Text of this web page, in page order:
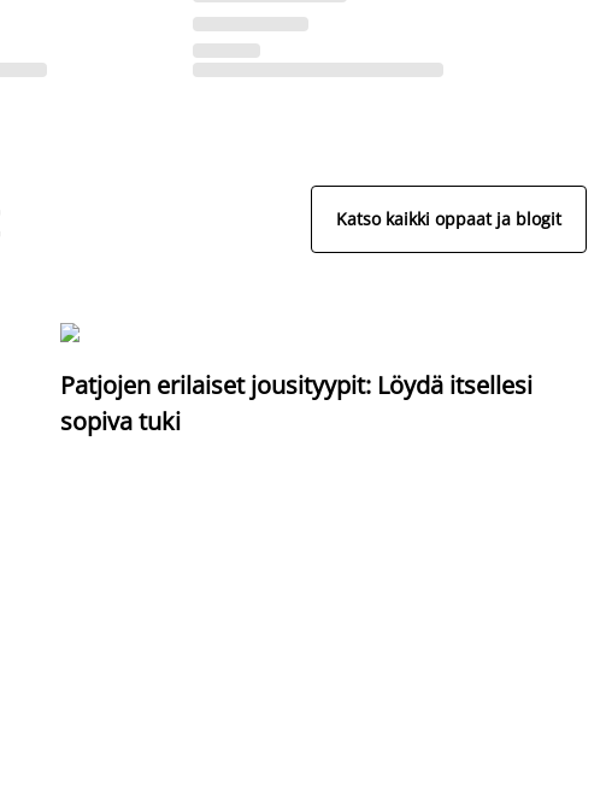
Katso kaikki oppaat ja blogit
Patjojen erilaiset jousityypit: Löydä itsellesi
sopiva tuki